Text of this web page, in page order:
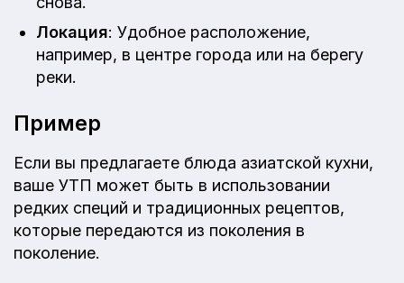
Локация: Удобное расположение,
например, в центре города или на берегу
реки.
Пример
Если вы предлагаете блюда азиатской кухни,
ваше УТП может быть в использовании
редких специй и традиционных рецептов,
которые передаются из поколения в
поколение.